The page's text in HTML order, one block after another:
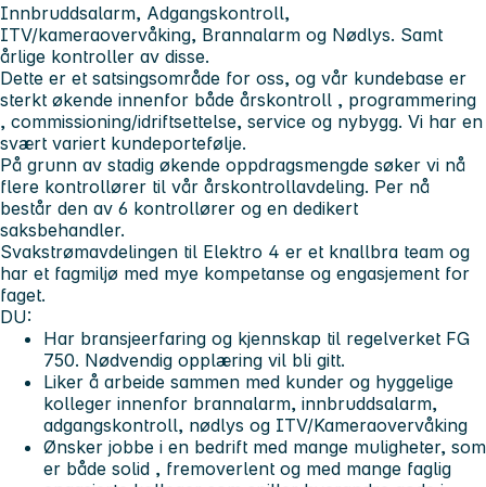
Innbruddsalarm, Adgangskontroll,
ITV/kameraovervåking, Brannalarm og Nødlys. Samt
årlige kontroller av disse.
Dette er et satsingsområde for oss, og vår kundebase er
sterkt økende innenfor både årskontroll , programmering
, commissioning/idriftsettelse, service og nybygg. Vi har en
svært variert kundeportefølje.
På grunn av stadig økende oppdragsmengde søker vi nå
flere kontrollører til vår årskontrollavdeling. Per nå
består den av 6 kontrollører og en dedikert
saksbehandler.
Svakstrømavdelingen til Elektro 4 er et knallbra team og
har et fagmiljø med mye kompetanse og engasjement for
faget.
DU:
Har bransjeerfaring og kjennskap til regelverket FG
750. Nødvendig opplæring vil bli gitt.
Liker å arbeide sammen med kunder og hyggelige
kolleger innenfor brannalarm, innbruddsalarm,
adgangskontroll, nødlys og ITV/Kameraovervåking
Ønsker jobbe i en bedrift med mange muligheter, som
er både solid , fremoverlent og med mange faglig